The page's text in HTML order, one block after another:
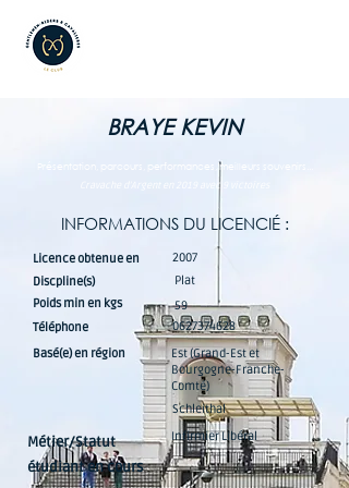
BRAYE KEVIN
Présentation, parcours, performances, meilleurs souvenirs...
Cravache d'Argent en 2019 avec 9 victoires
INFORMATIONS DU LICENCIÉ :
Licence obtenue en
2007
Discpline(s)
Plat
Poids min en kgs
59
Téléphone
0627374628
Basé(e) en région
Est (Grand-Est et
Bourgogne-Franche-
Comté)
Schleithal
Métier/Statut
étudiant en cours
Infirmier Libéral